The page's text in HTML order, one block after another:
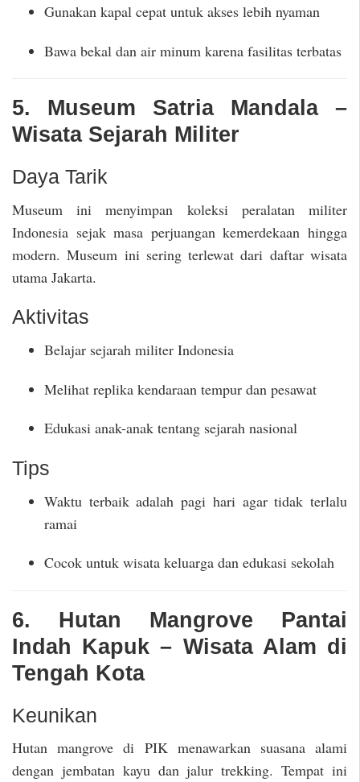
Gunakan kapal cepat untuk akses lebih nyaman
Bawa bekal dan air minum karena fasilitas terbatas
5. Museum Satria Mandala –
Wisata Sejarah Militer
Daya Tarik
Museum ini menyimpan koleksi peralatan militer
Indonesia sejak masa perjuangan kemerdekaan hingga
modern. Museum ini sering terlewat dari daftar wisata
utama Jakarta.
Aktivitas
Belajar sejarah militer Indonesia
Melihat replika kendaraan tempur dan pesawat
Edukasi anak-anak tentang sejarah nasional
Tips
Waktu terbaik adalah pagi hari agar tidak terlalu
ramai
Cocok untuk wisata keluarga dan edukasi sekolah
6. Hutan Mangrove Pantai
Indah Kapuk – Wisata Alam di
Tengah Kota
Keunikan
Hutan mangrove di PIK menawarkan suasana alami
dengan jembatan kayu dan jalur trekking. Tempat ini